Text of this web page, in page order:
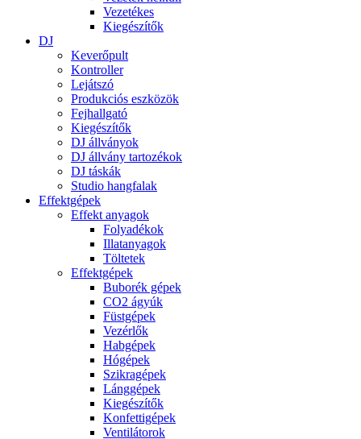
Vezetékes
Kiegészítők
DJ
Keverőpult
Kontroller
Lejátszó
Produkciós eszközök
Fejhallgató
Kiegészítők
DJ állványok
DJ állvány tartozékok
DJ táskák
Studio hangfalak
Effektgépek
Effekt anyagok
Folyadékok
Illatanyagok
Töltetek
Effektgépek
Buborék gépek
CO2 ágyúk
Füstgépek
Vezérlők
Habgépek
Hógépek
Szikragépek
Lánggépek
Kiegészítők
Konfettigépek
Ventilátorok